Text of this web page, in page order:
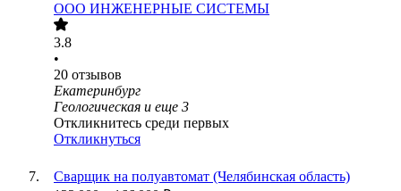
ООО ИНЖЕНЕРНЫЕ СИСТЕМЫ
3.8
•
20 отзывов
Екатеринбург
Геологическая и еще 3
Откликнитесь среди первых
Откликнуться
Сварщик на полуавтомат (Челябинская область)